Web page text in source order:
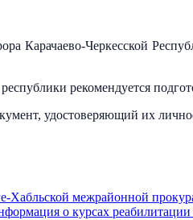
Карачаево-Черкесской
рекомендуется
удостоверяющий их
Хабльской межрайонной
о курсах